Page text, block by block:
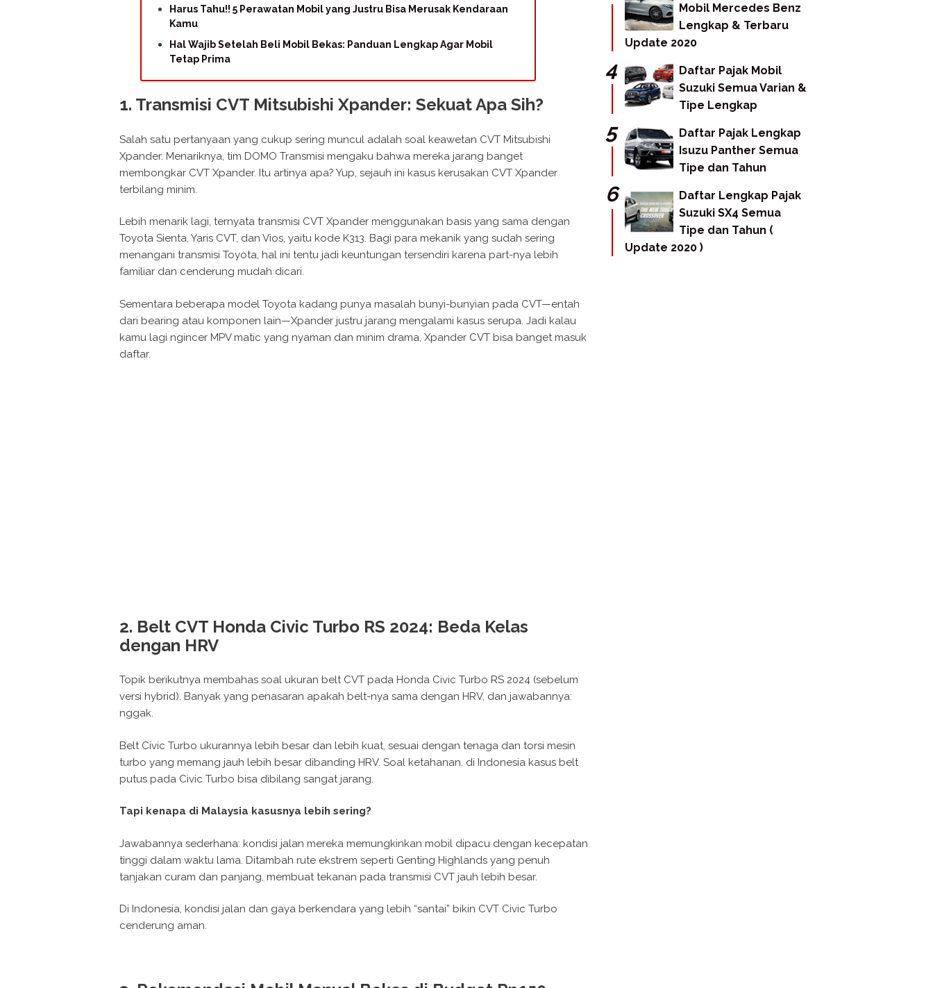
Harus Tahu!! 5 Perawatan Mobil yang Justru Bisa Merusak Kendaraan
Kamu
Hal Wajib Setelah Beli Mobil Bekas: Panduan Lengkap Agar Mobil
Tetap Prima
1. Transmisi CVT Mitsubishi Xpander: Sekuat Apa Sih?
Salah satu pertanyaan yang cukup sering muncul adalah soal keawetan CVT Mitsubishi
Xpander. Menariknya, tim DOMO Transmisi mengaku bahwa mereka jarang banget
membongkar CVT Xpander. Itu artinya apa? Yup, sejauh ini kasus kerusakan CVT Xpander
terbilang minim.
Lebih menarik lagi, ternyata transmisi CVT Xpander menggunakan basis yang sama dengan
Toyota Sienta, Yaris CVT, dan Vios, yaitu kode K313. Bagi para mekanik yang sudah sering
menangani transmisi Toyota, hal ini tentu jadi keuntungan tersendiri karena part-nya lebih
familiar dan cenderung mudah dicari.
Sementara beberapa model Toyota kadang punya masalah bunyi-bunyian pada CVT—entah
dari bearing atau komponen lain—Xpander justru jarang mengalami kasus serupa. Jadi kalau
kamu lagi ngincer MPV matic yang nyaman dan minim drama, Xpander CVT bisa banget masuk
daftar.
2. Belt CVT Honda Civic Turbo RS 2024: Beda Kelas
dengan HRV
Topik berikutnya membahas soal ukuran belt CVT pada Honda Civic Turbo RS 2024 (sebelum
versi hybrid). Banyak yang penasaran apakah belt-nya sama dengan HRV, dan jawabannya:
nggak.
Belt Civic Turbo ukurannya lebih besar dan lebih kuat, sesuai dengan tenaga dan torsi mesin
turbo yang memang jauh lebih besar dibanding HRV. Soal ketahanan, di Indonesia kasus belt
putus pada Civic Turbo bisa dibilang sangat jarang.
Tapi kenapa di Malaysia kasusnya lebih sering?
Jawabannya sederhana: kondisi jalan mereka memungkinkan mobil dipacu dengan kecepatan
tinggi dalam waktu lama. Ditambah rute ekstrem seperti Genting Highlands yang penuh
tanjakan curam dan panjang, membuat tekanan pada transmisi CVT jauh lebih besar.
Di Indonesia, kondisi jalan dan gaya berkendara yang lebih “santai” bikin CVT Civic Turbo
cenderung aman.
Mobil Mercedes Benz
Lengkap & Terbaru
Update 2020
Daftar Pajak Mobil
Suzuki Semua Varian &
Tipe Lengkap
Daftar Pajak Lengkap
Isuzu Panther Semua
Tipe dan Tahun
Daftar Lengkap Pajak
Suzuki SX4 Semua
Tipe dan Tahun (
Update 2020 )